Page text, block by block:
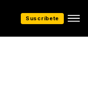
Suscríbete